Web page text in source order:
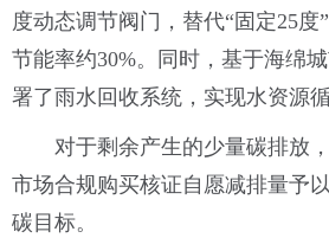
度动态调节阀门，替代“固定25度
节能率约30%。同时，基于海绵
署了雨水回收系统，实现水资源循
对于剩余产生的少量碳排放
市场合规购买核证自愿减排量予
碳目标。